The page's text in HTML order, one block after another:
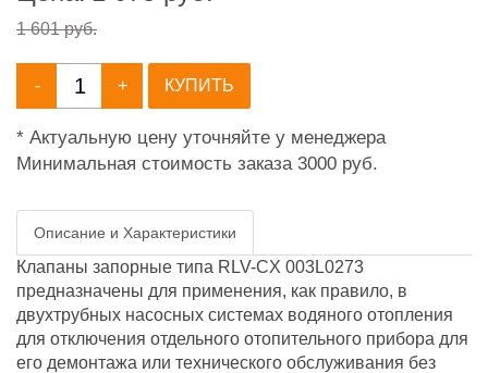
1 601 руб.
- + КУПИТЬ
* Актуальную цену уточняйте у менеджера
Минимальная стоимость заказа 3000 руб.
Описание и Характеристики
Клапаны запорные типа RLV-CX 003L0273
предназначены для применения, как правило, в
двухтрубных насосных системах водяного отопления
для отключения отдельного отопительного прибора для
его демонтажа или технического обслуживания без